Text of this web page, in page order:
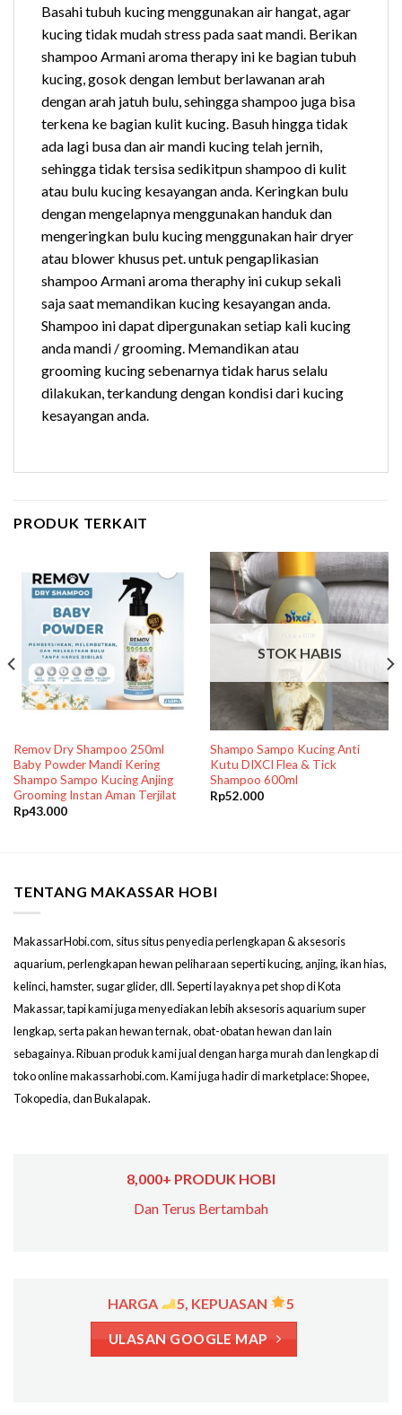
Basahi tubuh kucing menggunakan air hangat, agar
kucing tidak mudah stress pada saat mandi. Berikan
shampoo Armani aroma therapy ini ke bagian tubuh
kucing, gosok dengan lembut berlawanan arah
dengan arah jatuh bulu, sehingga shampoo juga bisa
terkena ke bagian kulit kucing. Basuh hingga tidak
ada lagi busa dan air mandi kucing telah jernih,
sehingga tidak tersisa sedikitpun shampoo di kulit
atau bulu kucing kesayangan anda. Keringkan bulu
dengan mengelapnya menggunakan handuk dan
mengeringkan bulu kucing menggunakan hair dryer
atau blower khusus pet. untuk pengaplikasian
shampoo Armani aroma theraphy ini cukup sekali
saja saat memandikan kucing kesayangan anda.
Shampoo ini dapat dipergunakan setiap kali kucing
anda mandi / grooming. Memandikan atau
grooming kucing sebenarnya tidak harus selalu
dilakukan, terkandung dengan kondisi dari kucing
kesayangan anda.
PRODUK TERKAIT
Remov Dry Shampoo 250ml
Baby Powder Mandi Kering
Shampo Sampo Kucing Anjing
Grooming Instan Aman Terjilat
Rp43.000
STOK HABIS
Shampo Sampo Kucing Anti
Kutu DIXCI Flea & Tick
Shampoo 600ml
Rp52.000
TENTANG MAKASSAR HOBI
MakassarHobi.com, situs situs penyedia perlengkapan & aksesoris
aquarium, perlengkapan hewan peliharaan seperti kucing, anjing, ikan hias,
kelinci, hamster, sugar glider, dll. Seperti layaknya pet shop di Kota
Makassar, tapi kami juga menyediakan lebih aksesoris aquarium super
lengkap, serta pakan hewan ternak, obat-obatan hewan dan lain
sebagainya. Ribuan produk kami jual dengan harga murah dan lengkap di
toko online makassarhobi.com. Kami juga hadir di marketplace: Shopee,
Tokopedia, dan Bukalapak.
8,000+ PRODUK HOBI
Dan Terus Bertambah
HARGA 5, KEPUASAN 5
ULASAN GOOGLE MAP